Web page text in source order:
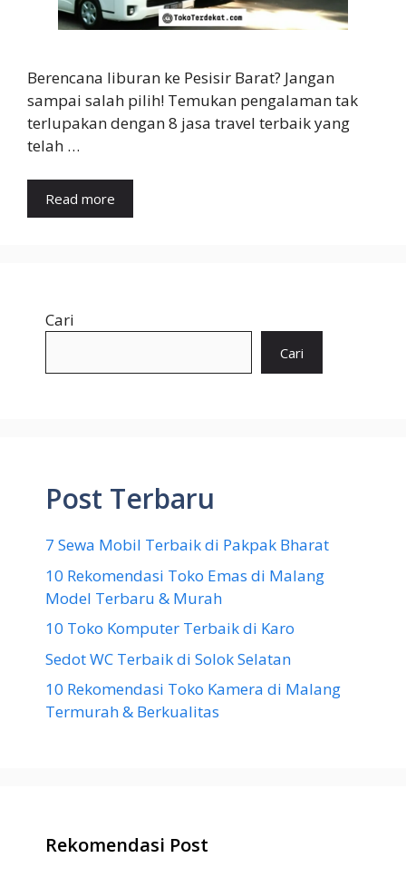
Berencana liburan ke Pesisir Barat? Jangan
sampai salah pilih! Temukan pengalaman tak
terlupakan dengan 8 jasa travel terbaik yang
telah …
Read more
Cari
Cari
Post Terbaru
7 Sewa Mobil Terbaik di Pakpak Bharat
10 Rekomendasi Toko Emas di Malang
Model Terbaru & Murah
10 Toko Komputer Terbaik di Karo
Sedot WC Terbaik di Solok Selatan
10 Rekomendasi Toko Kamera di Malang
Termurah & Berkualitas
Rekomendasi Post